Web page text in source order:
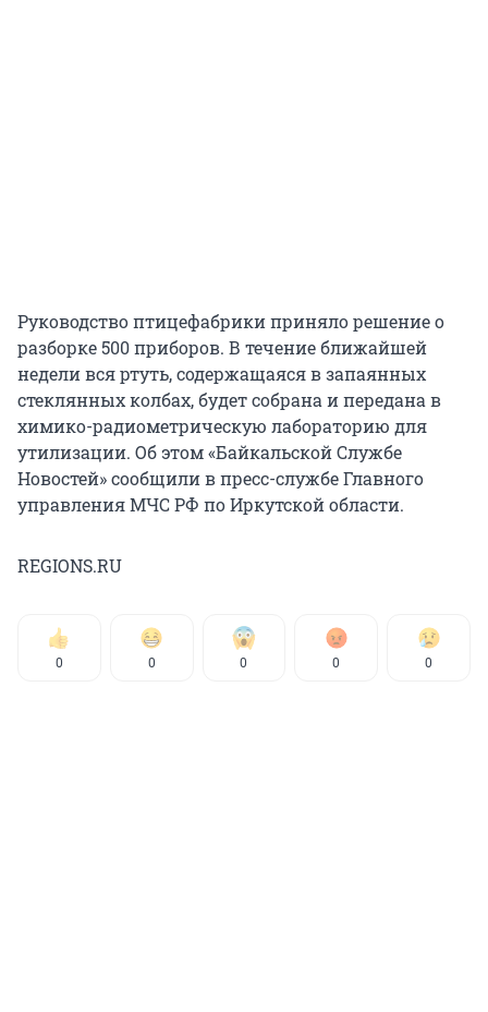
Руководство птицефабрики приняло решение о
разборке 500 приборов. В течение ближайшей
недели вся ртуть, содержащаяся в запаянных
стеклянных колбах, будет собрана и передана в
химико-радиометрическую лабораторию для
утилизации. Об этом «Байкальской Службе
Новостей» сообщили в пресс-службе Главного
управления МЧС РФ по Иркутской области.
REGIONS.RU
0 0 0 0 0